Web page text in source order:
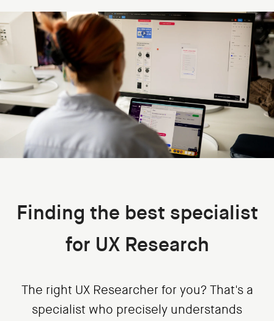
Finding the best specialist
for UX Research
The right UX Researcher for you? That's a
specialist who precisely understands